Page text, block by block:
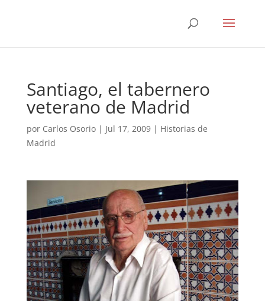
Santiago, el tabernero
veterano de Madrid
por Carlos Osorio| Jul 17, 2009| Historias de
Madrid